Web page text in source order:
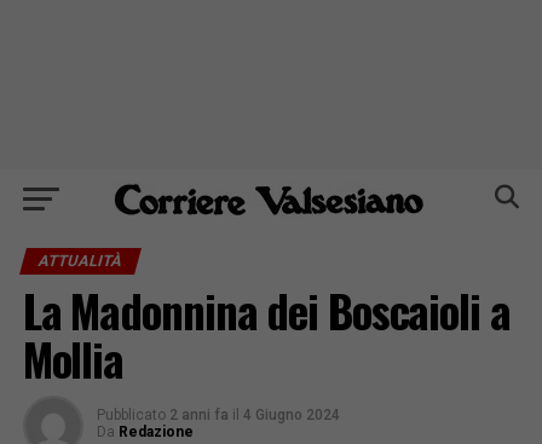
ATTUALITÀ
La Madonnina dei Boscaioli a
Mollia
Pubblicato 2 anni fa il 4 Giugno 2024
Da Redazione